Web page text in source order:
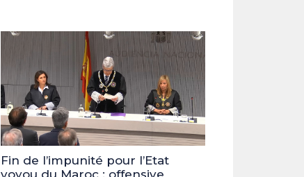
Fin de l’impunité pour l’Etat
voyou du Maroc : offensive